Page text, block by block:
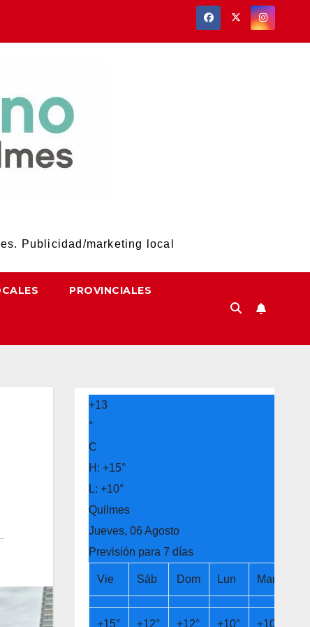
Publicidad/marketing local
PROVINCIALES
+13
°
C
H: +15°
L: +10°
Quilmes
Jueves, 06 Agosto
Previsión para 7 días
Vie Sáb Dom Lun Mar
+15° +12° +12° +10° +10°